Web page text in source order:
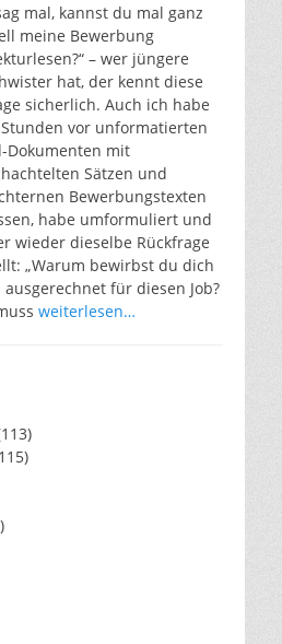
mal, kannst du mal ganz
meine Bewerbung
– wer jüngere
hat, der kennt diese
sicherlich. Auch ich habe
vor unformatierten
Dokumenten mit
Sätzen und
Bewerbungstexten
habe umformuliert und
wieder dieselbe Rückfrage
„Warum bewirbst du dich
für diesen Job?
weiterlesen…